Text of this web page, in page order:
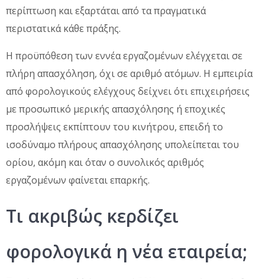
περίπτωση και εξαρτάται από τα πραγματικά
περιστατικά κάθε πράξης.
Η προϋπόθεση των εννέα εργαζομένων ελέγχεται σε
πλήρη απασχόληση, όχι σε αριθμό ατόμων. Η εμπειρία
από φορολογικούς ελέγχους δείχνει ότι επιχειρήσεις
με προσωπικό μερικής απασχόλησης ή εποχικές
προσλήψεις εκπίπτουν του κινήτρου, επειδή το
ισοδύναμο πλήρους απασχόλησης υπολείπεται του
ορίου, ακόμη και όταν ο συνολικός αριθμός
εργαζομένων φαίνεται επαρκής.
Τι ακριβώς κερδίζει
φορολογικά η νέα εταιρεία;